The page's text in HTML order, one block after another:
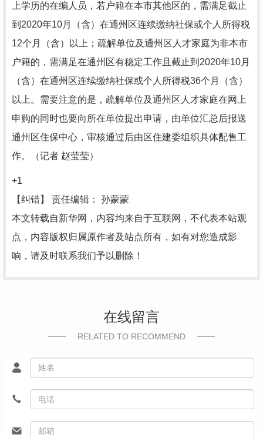
上学历的在编人员，若户籍在本市其他区的，需满足截止
到2020年10月（含）在通州区连续缴纳社保或个人所得税
12个月（含）以上；疏解单位及通州区人才家庭为非本市
户籍的，需满足在通州区有稳定工作且截止到2020年10月
（含）在通州区连续缴纳社保或个人所得税36个月（含）
以上。需要注意的是，疏解单位及通州区人才家庭在网上
申购的同时也要向所在单位提出申请，由单位汇总后报送
通州区住保中心，审核通过后由区住建委组织具体配售工
作。（记者 赵莹莹）
+1
【纠错】 责任编辑： 孙蒙蒙
本文转载自新华网，内容均来自于互联网，不代表本站观
点，内容版权归属原作者及站点所有，如有对您造成影
响，请及时联系我们予以删除！
在线留言
RELATED TO RECOMMEND